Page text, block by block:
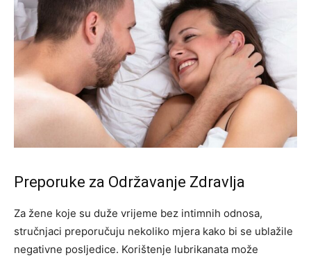
Preporuke za Održavanje Zdravlja
Za žene koje su duže vrijeme bez intimnih odnosa,
stručnjaci preporučuju nekoliko mjera kako bi se ublažile
negativne posljedice. Korištenje lubrikanata može